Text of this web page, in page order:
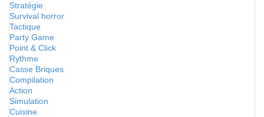
Stratégie
Survival horror
Tactique
Party Game
Point & Click
Rythme
Casse Briques
Compilation
Action
Simulation
Cuisine